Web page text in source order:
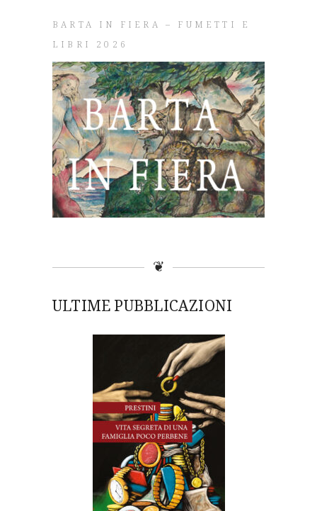
BARTA IN FIERA – FUMETTI E
LIBRI 2026
❦
ULTIME PUBBLICAZIONI